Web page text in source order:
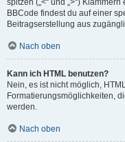
spitzen („<“ und „>“)
BBCode findest du auf einer
Beitragserstellung aus
Nach oben
Kann ich HTML benutzen?
Nein, es ist nicht möglich,
Formatierungsmöglichkeiten,
werden.
Nach oben